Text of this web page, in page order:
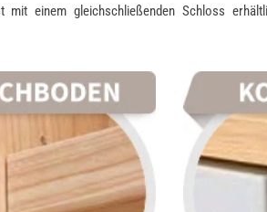
einem gleichschließenden Schloss